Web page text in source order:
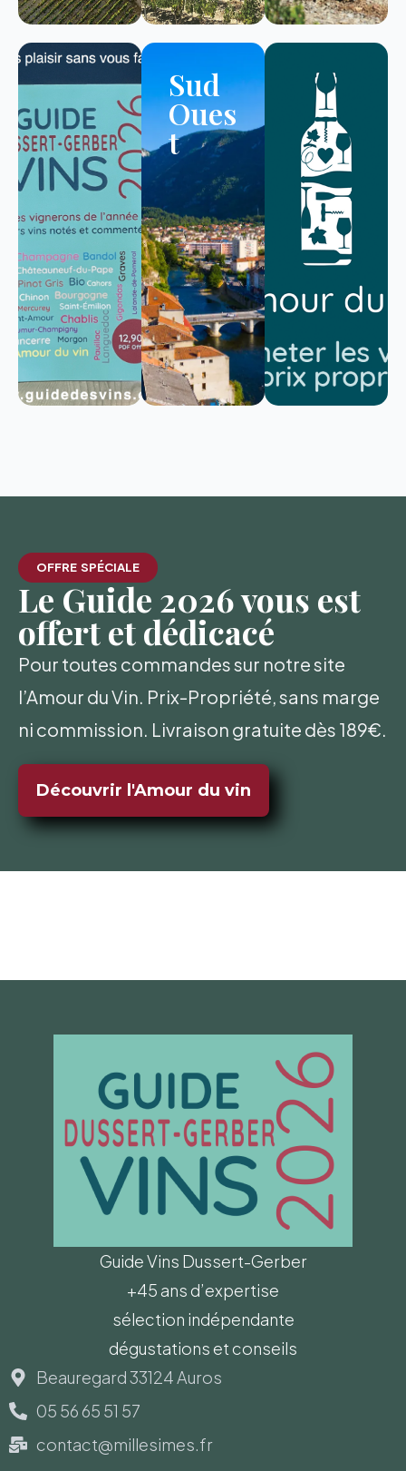
Sud
Oues
t
OFFRE SPÉCIALE
Le Guide 2026 vous est
offert et dédicacé
Pour toutes commandes sur notre site
l’Amour du Vin. Prix-Propriété, sans marge
ni commission. Livraison gratuite dès 189€.
Découvrir l'Amour du vin
Guide Vins Dussert-Gerber
+45 ans d’expertise
sélection indépendante
dégustations et conseils
Beauregard 33124 Auros
05 56 65 51 57
contact@millesimes.fr